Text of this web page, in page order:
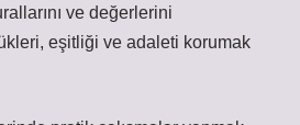
ve değerlerini
eşitliği ve adaleti korumak